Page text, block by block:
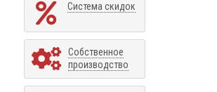
Система скидок
Собственное
производство